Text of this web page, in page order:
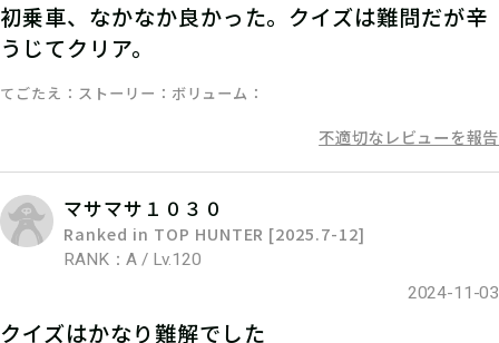
05ステップ5
スタッフの指示に従って、クエストミ
初乗車、なかなか良かった。クイズは難問だが辛
うじてクリア。
てごたえ ストーリー ボリューム
不適切なレビューを報告
マサマサ１０３０
Ranked in TOP HUNTER [2025.7-12]
RANK：A / Lv.120
2024-11-03
クイズはかなり難解でした